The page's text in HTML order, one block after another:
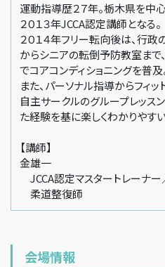
運動指導歴２７年。栃木県を中
２０１３年JCCA認定講師となる。
２０１４年フリー転向後は、行
からシニアの転倒予防教室ま
でコアコンディショニングを普及
また、パーソナル指導からフィッ
自主サークルのグループレッス
た経験を基に楽しくわかりやす
【講師】
金雄一
JCCA認定マスタートレーナ
柔道整復師
会場情報